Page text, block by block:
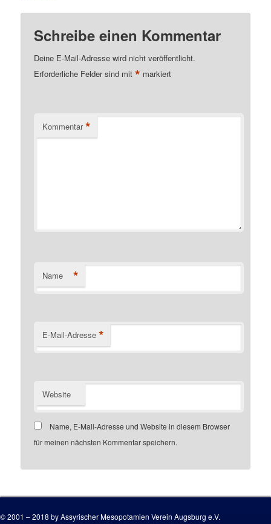
Schreibe einen Kommentar
Deine E-Mail-Adresse wird nicht veröffentlicht.
Erforderliche Felder sind mit* markiert
Kommentar *
Name *
E-Mail-Adresse *
Website
Name, E-Mail-Adresse und Website in diesem Browser
für meinen nächsten Kommentar speichern.
© 2001 – 2018 by Assyrischer Mesopotamien Verein Augsburg e.V.